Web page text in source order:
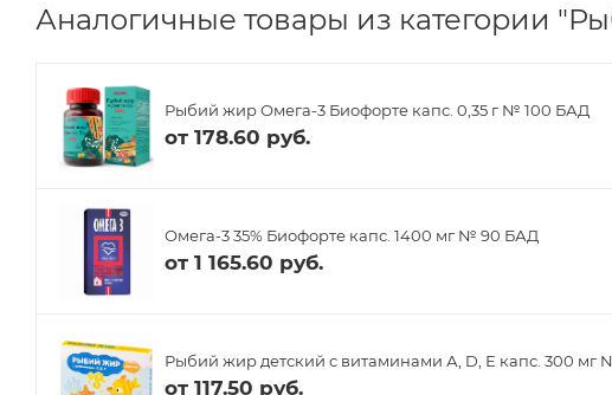
Аналогичные товары из категории
Рыбий жир Омега-3 Биофорте капс. 0,35 г № 100 БАД
от 178.60 руб.
Омега-3 35% Биофорте капс. 1400 мг № 90 БАД
от 1 165.60 руб.
Рыбий жир детский с витаминами А, D, Е капс. 300 мг
от 117.50 руб.